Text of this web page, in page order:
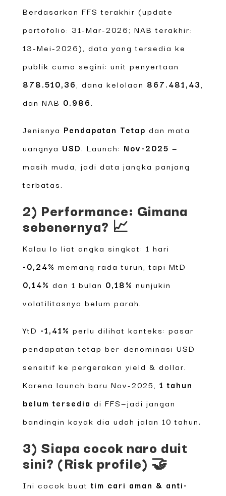
Berdasarkan FFS terakhir (update
portofolio: 31-Mar-2026; NAB terakhir:
13-Mei-2026), data yang tersedia ke
publik cuma segini: unit penyertaan
878.510,36 , dana kelolaan 867.481,43
dan NAB 0.986.
Jenisnya Pendapatan Tetap dan mata
uangnya USD. Launch: Nov-2025 —
masih muda, jadi data jangka panjang
terbatas.
2) Performance: Gimana
sebenernya? 📈
Kalau lo liat angka singkat: 1 hari
-0,24% memang rada turun, tapi MtD
0,14% dan 1 bulan 0,18% nunjukin
volatilitasnya belum parah.
YtD -1,41% perlu dilihat konteks: pasar
pendapatan tetap ber-denominasi USD
sensitif ke pergerakan yield & dollar.
Karena launch baru Nov-2025, 1 tahun
belum tersedia di FFS—jadi jangan
bandingin kayak dia udah jalan 10 tahun.
3) Siapa cocok naro duit
sini? (Risk profile) 🤝
Ini cocok buattim cari aman & anti-